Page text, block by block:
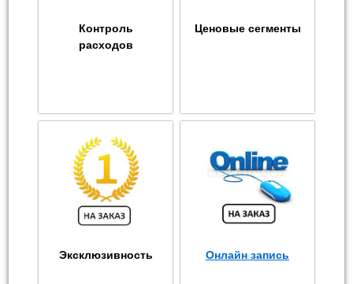
Контроль
расходов
Ценовые сегменты
Эксклюзивность Онлайн запись